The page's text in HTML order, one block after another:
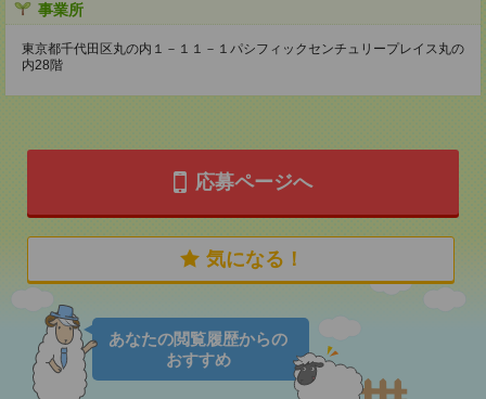
事業所
東京都千代田区丸の内１－１１－１パシフィックセンチュリープレイス丸の
内28階
応募ページへ
気になる！
あなたの閲覧履歴からの
おすすめ